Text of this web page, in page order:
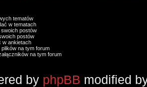
tematów
w tematach
postów
postów
w ankietach
plików na tym forum
na tym forum
by phpBB modified